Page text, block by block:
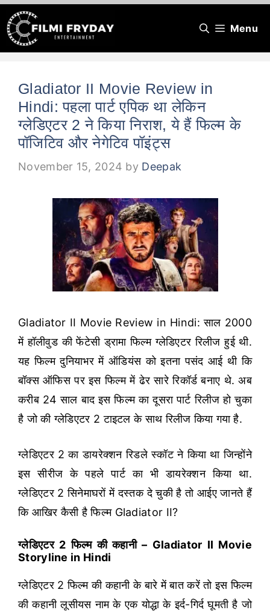
Skip
to
content
Menu
Gladiator II Movie Review in
Hindi: पहला पार्ट एपिक था लेकिन
ग्लेडिएटर 2 ने किया निराश, ये हैं फिल्म के
पॉजिटिव और नेगेटिव पॉइंट्स
November 15, 2024 by Deepak
Gladiator II Movie Review in Hindi: साल 2000
में हॉलीवुड की फेंटेसी ड्रामा फिल्म ग्लेडिएटर रिलीज हुई थी.
यह फिल्म दुनियाभर में ऑडियंस को इतना पसंद आई थी कि
बॉक्स ऑफिस पर इस फिल्म में ढेर सारे रिकॉर्ड बनाए थे. अब
करीब 24 साल बाद इस फिल्म का दूसरा पार्ट रिलीज हो चुका
है जो की ग्लेडिएटर 2 टाइटल के साथ रिलीज किया गया है.
ग्लेडिएटर 2 का डायरेक्शन रिडले स्कॉट ने किया था जिन्होंने
इस सीरीज के पहले पार्ट का भी डायरेक्शन किया था.
ग्लेडिएटर 2 सिनेमाघरों में दस्तक दे चुकी है तो आईए जानते हैं
कि आखिर कैसी है फिल्म Gladiator II?
ग्लेडिएटर 2 फिल्म की कहानी – Gladiator II Movie
Storyline in Hindi
ग्लेडिएटर 2 फिल्म की कहानी के बारे में बात करें तो इस फिल्म
की कहानी लूसीयस नाम के एक योद्धा के इर्द-गिर्द घूमती है जो